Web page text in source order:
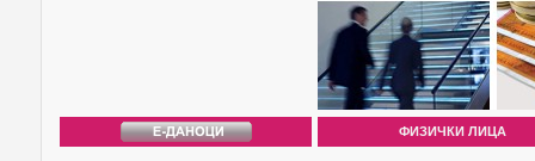
ФИЗИЧКИ ЛИЦА